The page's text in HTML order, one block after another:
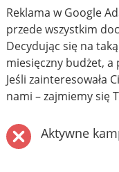
Reklama w Google
przede wszystkim
Decydując się na
miesięczny budżet, a
Jeśli zainteresowała
nami – zajmiemy się
Aktywne